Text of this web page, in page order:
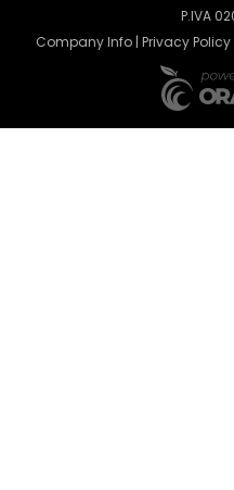
P.IVA
Company Info| Privacy Policy